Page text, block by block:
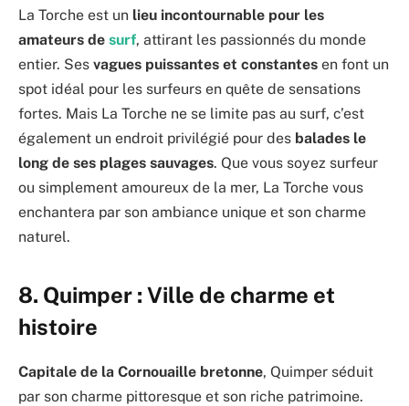
La Torche est un lieu incontournable pour les
amateurs de surf, attirant les passionnés du monde
entier. Ses vagues puissantes et constantes en font un
spot idéal pour les surfeurs en quête de sensations
fortes. Mais La Torche ne se limite pas au surf, c’est
également un endroit privilégié pour des balades le
long de ses plages sauvages. Que vous soyez surfeur
ou simplement amoureux de la mer, La Torche vous
enchantera par son ambiance unique et son charme
naturel.
8. Quimper : Ville de charme et
histoire
Capitale de la Cornouaille bretonne, Quimper séduit
par son charme pittoresque et son riche patrimoine.